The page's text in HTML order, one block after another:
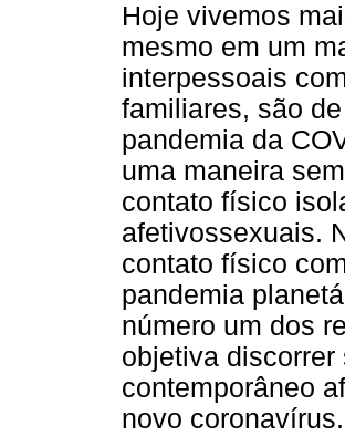
Hoje vivemos
mesmo em um
interpessoais
familiares, são
pandemia da
uma maneira
contato físico
afetivossexuais.
contato físico
pandemia
número um dos
objetiva
contemporâneo
novo coronavírus.